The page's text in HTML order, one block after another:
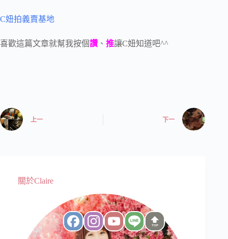
C妞拍義賣基地
喜歡這篇文章就幫我按個讚 、 推讓C妞知道吧^^
上一 下一
關於Claire
TOP